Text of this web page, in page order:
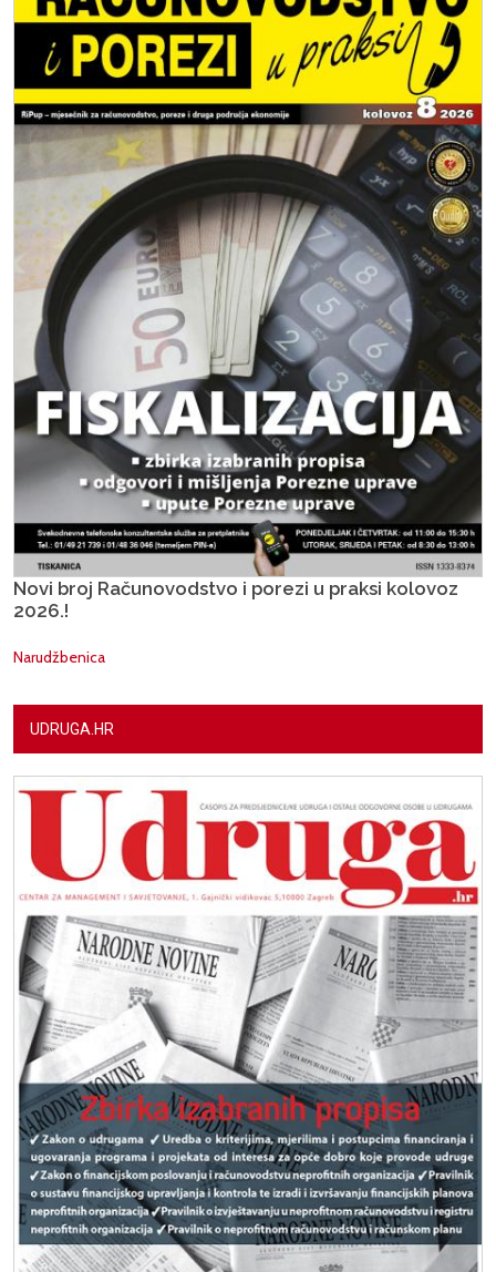
Novi broj Računovodstvo i porezi u praksi kolovoz
2026.!
Narudžbenica
UDRUGA.HR